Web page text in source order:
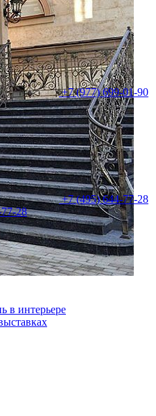
в интерьере
+7 (977) 699-01-90
+7 (495) 644-77-28
28